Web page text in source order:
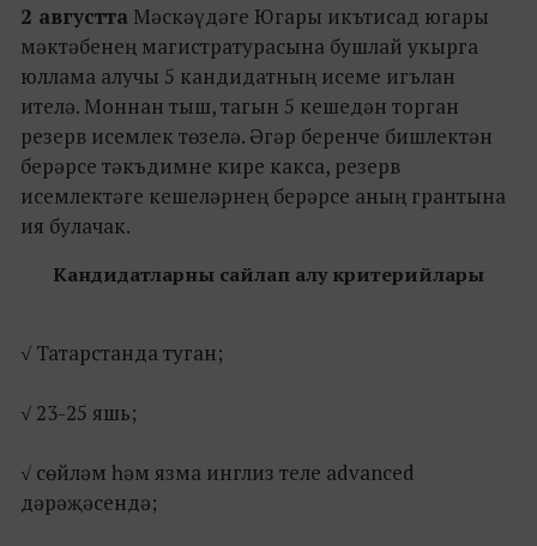
2 августта Мәскәүдәге Югары икътисад югары
мәктәбенең магистратурасына бушлай укырга
юллама алучы 5 кандидатның исеме игълан
ителә. Моннан тыш, тагын 5 кешедән торган
резерв исемлек төзелә. Әгәр беренче бишлектән
берәрсе тәкъдимне кире какса, резерв
исемлектәге кешеләрнең берәрсе аның грантына
ия булачак.
Кандидатларны сайлап алу критерийлары
√ Татарстанда туган;
√​ 23-25 яшь;
√​ сөйләм һәм язма инглиз теле advanced
дәрәҗәсендә;